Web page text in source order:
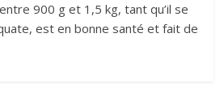
900 g et 1,5 kg, tant qu’il se
est en bonne santé et fait de